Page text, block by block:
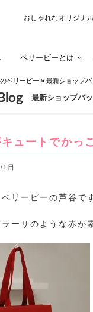
おしゃれなオリジナ
ベリービーとは
ベリービー » 最新ショップ
最新ショップバ
ュートでかっ
日
リービーの芦谷で
ーリのような赤が